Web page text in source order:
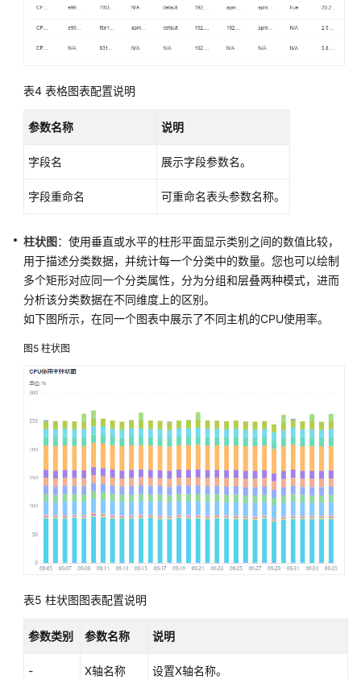
日
管
（旧
监
控
础
设
施
检
全
置
查
AOM
表4 表格图表配置说明
参数名称 说明
字段名 展示字段参数名。
字段重命名 可重命名表头参数名称。
柱状图：使用垂直或水平的柱形平面显示类别之间的数值比较，
用于描述分类数据，并统计每一个分类中的数量。您也可以绘制
多个矩形对应同一个分类属性，分为分组和层叠两种模式，进而
分析该分类数据在不同维度上的区别。
如下图所示，在同一个图表中展示了不同主机的CPU使用率。
图5 柱状图
表5 柱状图图表配置说明
参数类别 参数名称 说明
- X轴名称 设置X轴名称。